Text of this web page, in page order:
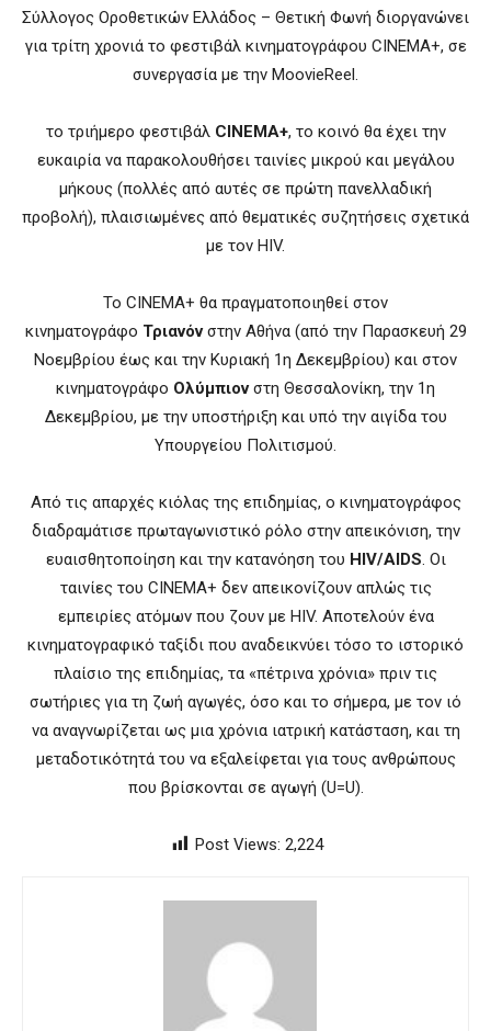
Σύλλογος Οροθετικών Ελλάδος – Θετική Φωνή διοργανώνει
για τρίτη χρονιά το φεστιβάλ κινηματογράφου CINEMA+, σε
συνεργασία με την MoovieReel.
το τριήμερο φεστιβάλ CINEMA+, το κοινό θα έχει την
ευκαιρία να παρακολουθήσει ταινίες μικρού και μεγάλου
μήκους (πολλές από αυτές σε πρώτη πανελλαδική
προβολή), πλαισιωμένες από θεματικές συζητήσεις σχετικά
με τον HIV.
Το CINEMA+ θα πραγματοποιηθεί στον
κινηματογράφο Τριανόνστην Αθήνα (από την Παρασκευή 29
Νοεμβρίου έως και την Κυριακή 1η Δεκεμβρίου) και στον
κινηματογράφο Ολύμπιονστη Θεσσαλονίκη, την 1η
Δεκεμβρίου, με την υποστήριξη και υπό την αιγίδα του
Υπουργείου Πολιτισμού.
Από τις απαρχές κιόλας της επιδημίας, ο κινηματογράφος
διαδραμάτισε πρωταγωνιστικό ρόλο στην απεικόνιση, την
ευαισθητοποίηση και την κατανόηση του HIV/AIDS. Οι
ταινίες του CINEMA+ δεν απεικονίζουν απλώς τις
εμπειρίες ατόμων που ζουν με HIV. Αποτελούν ένα
κινηματογραφικό ταξίδι που αναδεικνύει τόσο το ιστορικό
πλαίσιο της επιδημίας, τα «πέτρινα χρόνια» πριν τις
σωτήριες για τη ζωή αγωγές, όσο και το σήμερα, με τον ιό
να αναγνωρίζεται ως μια χρόνια ιατρική κατάσταση, και τη
μεταδοτικότητά του να εξαλείφεται για τους ανθρώπους
που βρίσκονται σε αγωγή (U=U).
Post Views: 2,224